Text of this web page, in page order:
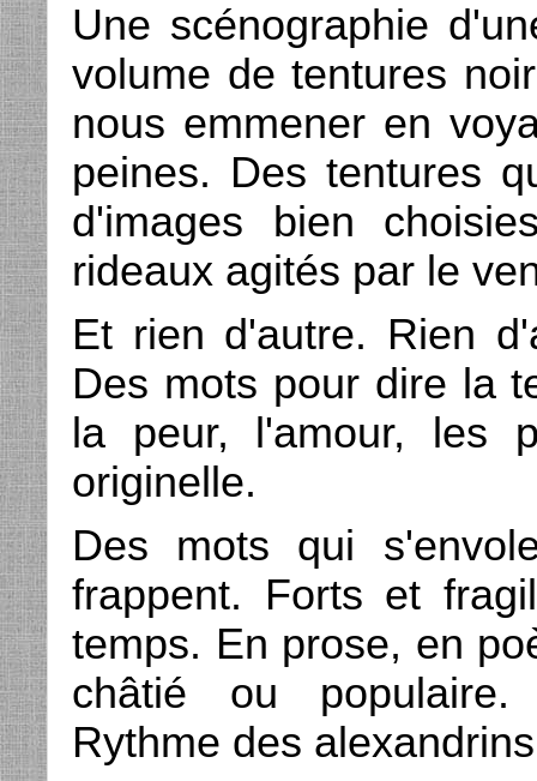
Une scénographie
volume de tentures
nous emmener en
peines. Des tentures
d'images bien
rideaux agités par le
Et rien d'autre. Rien
Des mots pour dire la
la peur, l'amour, les
originelle.
Des mots qui
frappent. Forts et
temps. En prose, en
châtié ou
Rythme des